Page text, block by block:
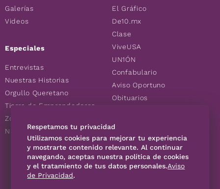
Galerías
Videos
Especiales
Entrevistas
Nuestras Historias
Orgullo Queretano
Tierra de Emprendedores
Zoociales
Nuevos Queretanos
El Gráfico
De10.mx
Clase
ViveUSA
UN1ÓN
Confabulario
Aviso Oportuno
Obituarios
Consultas
SÍGUENOS
Respetamos tu privacidad
Utilizamos cookies para mejorar tu experiencia
y mostrarte contenido relevante. Al continuar
navegando, aceptas nuestra política de cookies
y el tratamiento de tus datos personales.Aviso
de Privacidad.